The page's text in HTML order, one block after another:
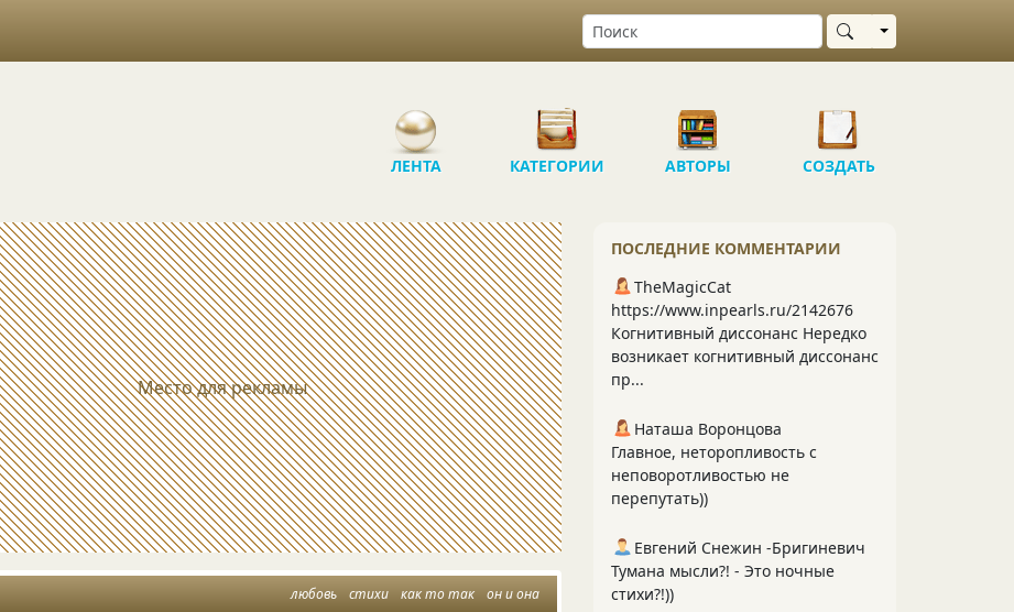
Выбрать область
ЛЕНТА КАТЕГОРИИ АВТОРЫ СОЗДАТЬ
Место для рекламы
любовь стихи как то так он и она
ПОСЛЕДНИЕ КОММЕНТАРИИ
TheMagicCat
https://www.inpearls.ru/2142676
Когнитивный диссонанс Нередко
возникает когнитивный диссонанс
пр...
Наташа Воронцова
Главное, неторопливость с
неповоротливостью не
перепутать))
Евгений Снежин -Бригиневич
Тумана мысли?! - Это ночные
стихи?!))